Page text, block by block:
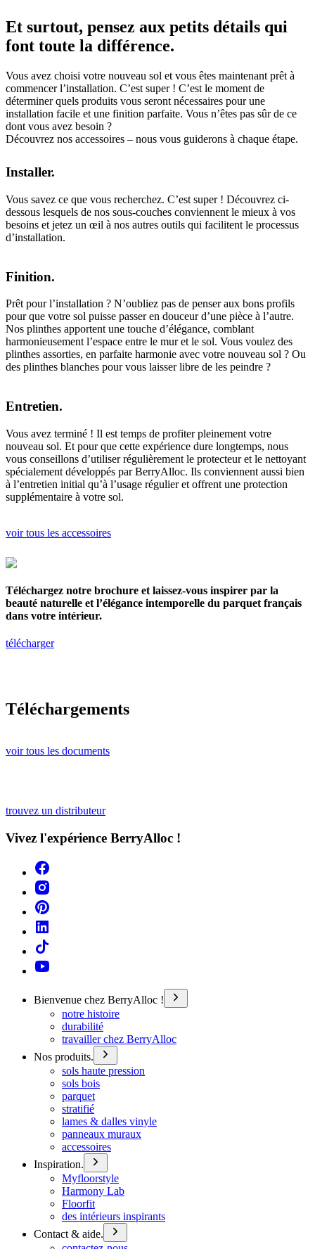
Et surtout, pensez aux petits détails qui
font toute la différence.
Vous avez choisi votre nouveau sol et vous êtes maintenant prêt à
commencer l’installation. C’est super ! C’est le moment de
déterminer quels produits vous seront nécessaires pour une
installation facile et une finition parfaite. Vous n’êtes pas sûr de ce
dont vous avez besoin ?
Découvrez nos accessoires – nous vous guiderons à chaque étape.
Installer.
Vous savez ce que vous recherchez. C’est super ! Découvrez ci-
dessous lesquels de nos sous-couches conviennent le mieux à vos
besoins et jetez un œil à nos autres outils qui facilitent le processus
d’installation.
Finition.
Prêt pour l’installation ? N’oubliez pas de penser aux bons profils
pour que votre sol puisse passer en douceur d’une pièce à l’autre.
Nos plinthes apportent une touche d’élégance, comblant
harmonieusement l’espace entre le mur et le sol. Vous voulez des
plinthes assorties, en parfaite harmonie avec votre nouveau sol ? Ou
des plinthes blanches pour vous laisser libre de les peindre ?
Entretien.
Vous avez terminé ! Il est temps de profiter pleinement votre
nouveau sol. Et pour que cette expérience dure longtemps, nous
vous conseillons d’utiliser régulièrement le protecteur et le nettoyant
spécialement développés par BerryAlloc. Ils conviennent aussi bien
à l’entretien initial qu’à l’usage régulier et offrent une protection
supplémentaire à votre sol.
voir tous les accessoires
Téléchargez notre brochure et laissez-vous inspirer par la
beauté naturelle et l’élégance intemporelle du parquet français
dans votre intérieur.
télécharger
Téléchargements
voir tous les documents
trouvez un distributeur
Vivez l'expérience BerryAlloc !
Bienvenue chez BerryAlloc !
notre histoire
durabilité
travailler chez BerryAlloc
Nos produits.
sols haute pression
sols bois
parquet
stratifié
lames & dalles vinyle
panneaux muraux
accessoires
Inspiration.
Myfloorstyle
Harmony Lab
Floorfit
des intérieurs inspirants
Contact & aide.